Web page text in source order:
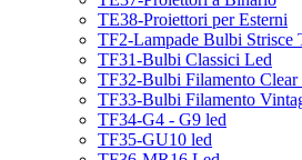
TE38-Proiettori per Esterni
TF2-Lampade Bulbi Strisce
TF31-Bulbi Classici Led
TF32-Bulbi Filamento Clear
TF33-Bulbi Filamento
TF34-G4 - G9 led
TF35-GU10 led